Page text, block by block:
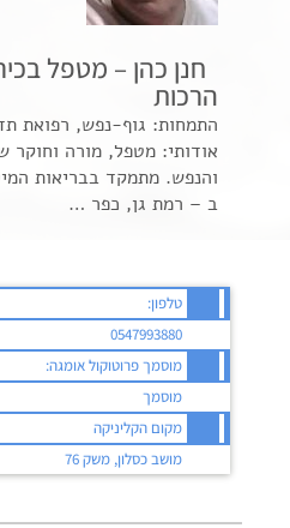
חנן כהן – מטפל
הרכות
אודותי: מטפל, מורה וחוקר
והנפש. מתמקד בבריאות
ב – רמת גן, כפר …
טלפון:
0547993880
מוסמך פרוטוקול אומגה:
מוסמך
מקום הקליניקה
מושב כסלון, משק 76